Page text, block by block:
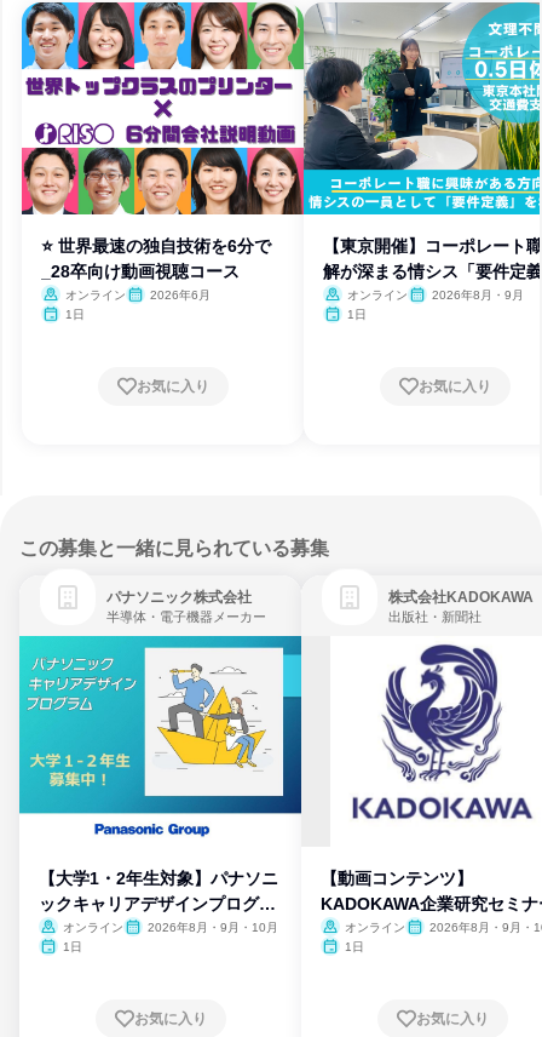
⭐ 世界最速の独自技術を6分で
_28卒向け動画視聴コース
オンライン
2026年6月
1日
お気に入り
【東京開催】コーポレート
解が深まる情シス「要件定
体験オンライン
2026年8月・9月
1日
お気に入り
この募集と一緒に見られている募集
パナソニック株式会社
半導体・電子機器メーカー
【大学1・2年生対象】パナソニ
ックキャリアデザインプログラ
ム
オンライン
2026年8月・9月・10月
1日
お気に入り
株式会社KADOKAWA
出版社・新聞社
【動画コンテンツ】
KADOKAWA企業研究セミナ
オンライン
2026年8月・9月・
1日
お気に入り